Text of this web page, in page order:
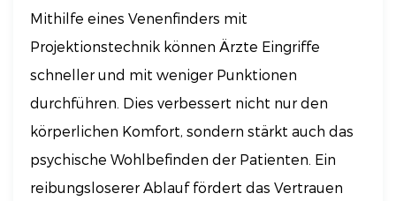
Mithilfe eines Venenfinders mit
Projektionstechnik können Ärzte Eingriffe
schneller und mit weniger Punktionen
durchführen. Dies verbessert nicht nur den
körperlichen Komfort, sondern stärkt auch das
psychische Wohlbefinden der Patienten. Ein
reibungsloserer Ablauf fördert das Vertrauen